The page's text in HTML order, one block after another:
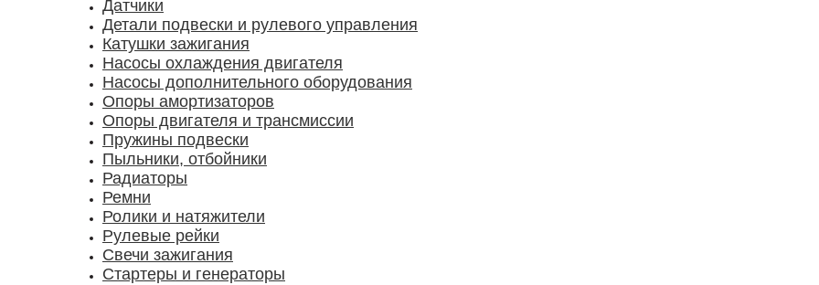
Датчики
Детали подвески и рулевого управления
Катушки зажигания
Насосы охлаждения двигателя
Насосы дополнительного оборудования
Опоры амортизаторов
Опоры двигателя и трансмиссии
Пружины подвески
Пыльники, отбойники
Радиаторы
Ремни
Ролики и натяжители
Рулевые рейки
Свечи зажигания
Стартеры и генераторы